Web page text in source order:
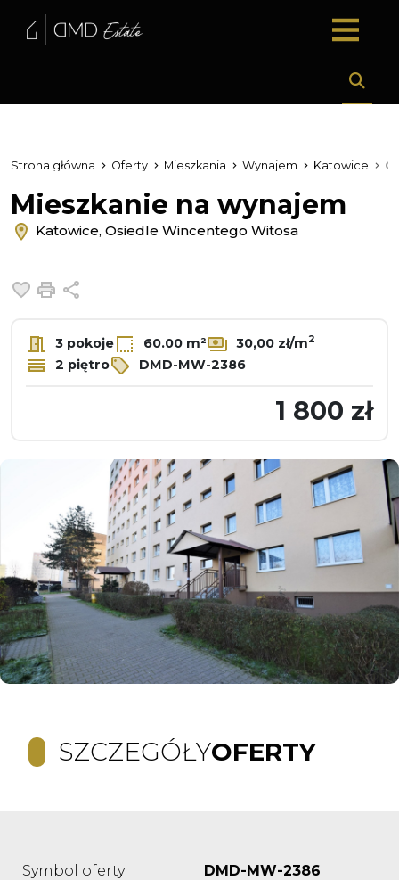
Strona główna Oferty Mieszkania Wynajem Katowice
Mieszkanie na wynajem
Katowice, Osiedle Wincentego Witosa
Dodaj do ulubionych
Drukuj
3 pokoje 60.00 m² 30,00 zł/m2
2 piętro DMD-MW-2386
1 800 zł
SZCZEGÓŁYOFERTY
Symbol oferty
DMD-MW-2386